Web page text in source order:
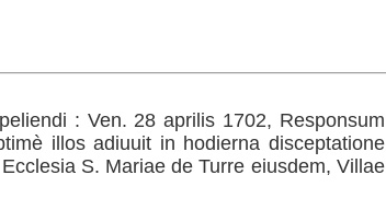
: Ven. 28 aprilis 1702, Responsum
illos adiuuit in hodierna disceptatione
S. Mariae de Turre eiusdem, Villae